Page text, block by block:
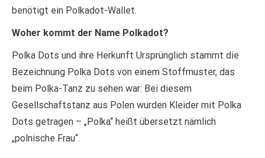
benötigt ein Polkadot-Wallet.
Woher kommt der Name Polkadot?
Polka Dots und ihre Herkunft Ursprünglich stammt die
Bezeichnung Polka Dots von einem Stoffmuster, das
beim Polka-Tanz zu sehen war: Bei diesem
Gesellschaftstanz aus Polen wurden Kleider mit Polka
Dots getragen – „Polka“ heißt übersetzt nämlich
„polnische Frau“.